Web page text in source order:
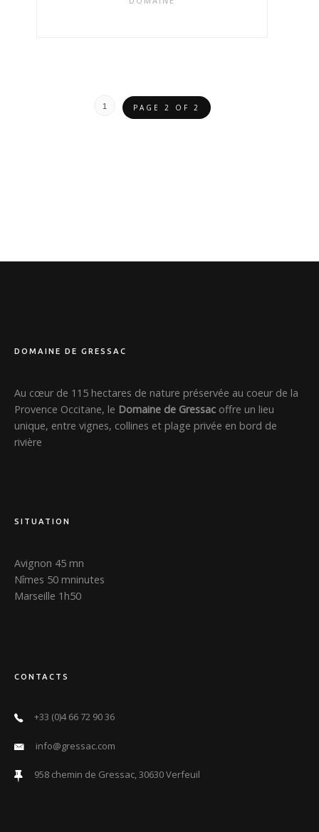
1 PAGE 2 OF 2
DOMAINE DE GRESSAC
Au cœur de 115 hectares de nature préservée au coeur de la
Provence Occitane, le Domaine de Gressac offre un lieu
unique, entre vignes, collines et plage privée en bord de
rivière
SITUATION
Avignon 45 mn
Nîmes 50 mninutes
Marseille 1h50
CONTACTS
+33 (0)4 66 72 90 36
info@gressac.com
958 chemin de Gressac, 30630 Verfeuil